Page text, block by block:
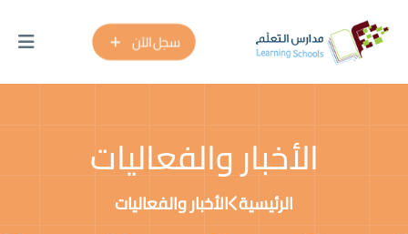
سجل الآن
الأخبار والفعاليات
الرئيسية الأخبار والفعاليات